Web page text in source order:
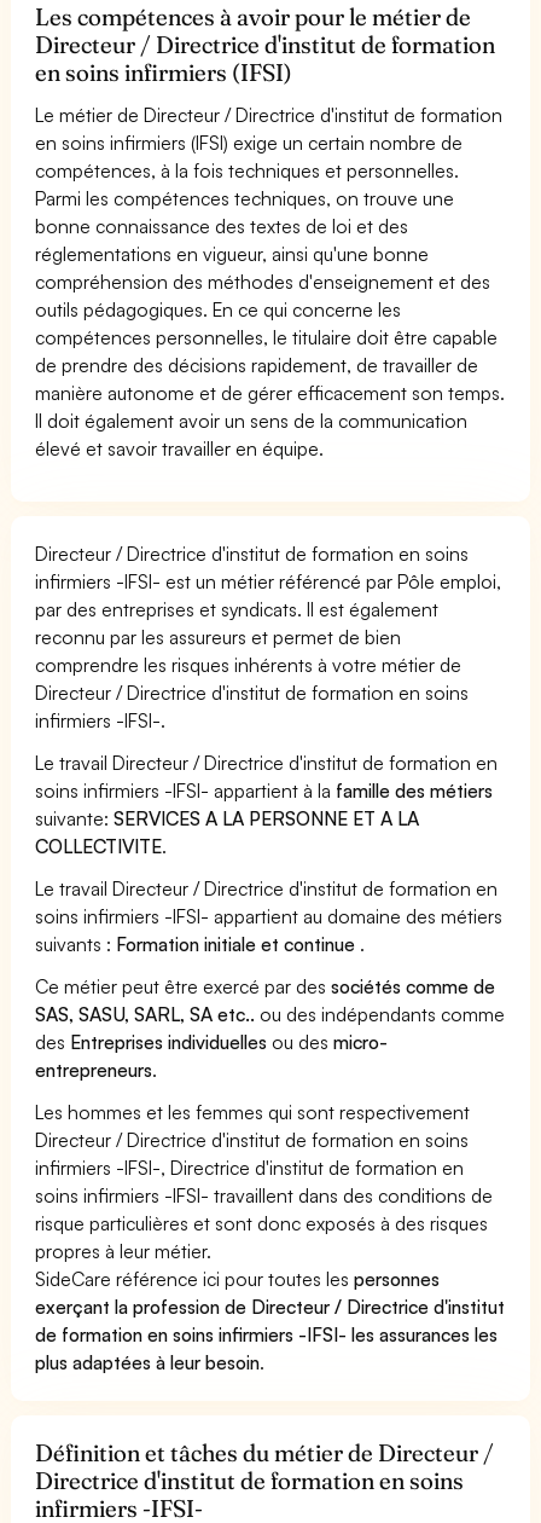
Les compétences à avoir pour le métier de
Directeur / Directrice d'institut de formation
en soins infirmiers (IFSI)
Le métier de Directeur / Directrice d'institut de formation
en soins infirmiers (IFSI) exige un certain nombre de
compétences, à la fois techniques et personnelles.
Parmi les compétences techniques, on trouve une
bonne connaissance des textes de loi et des
réglementations en vigueur, ainsi qu'une bonne
compréhension des méthodes d'enseignement et des
outils pédagogiques. En ce qui concerne les
compétences personnelles, le titulaire doit être capable
de prendre des décisions rapidement, de travailler de
manière autonome et de gérer efficacement son temps.
Il doit également avoir un sens de la communication
élevé et savoir travailler en équipe.
Directeur / Directrice d'institut de formation en soins
infirmiers -IFSI- est un métier référencé par Pôle emploi,
par des entreprises et syndicats. Il est également
reconnu par les assureurs et permet de bien
comprendre les risques inhérents à votre métier de
Directeur / Directrice d'institut de formation en soins
infirmiers -IFSI-.
Le travail Directeur / Directrice d'institut de formation en
soins infirmiers -IFSI- appartient à la famille des métiers
suivante:SERVICES A LA PERSONNE ET A LA
COLLECTIVITE.
Le travail Directeur / Directrice d'institut de formation en
soins infirmiers -IFSI- appartient au domaine des métiers
suivants : Formation initiale et continue .
Ce métier peut être exercé par dessociétés comme de
SAS, SASU, SARL, SA etc.. ou des indépendants comme
des Entreprises individuelles ou desmicro-
entrepreneurs.
Les hommes et les femmes qui sont respectivement
Directeur / Directrice d'institut de formation en soins
infirmiers -IFSI-, Directrice d'institut de formation en
soins infirmiers -IFSI- travaillent dans des conditions de
risque particulières et sont donc exposés à des risques
propres à leur métier.
SideCare référence ici pour toutes lespersonnes
exerçant la profession de Directeur / Directrice d'institut
de formation en soins infirmiers -IFSI- les assurances les
plus adaptées à leur besoin.
Définition et tâches du métier de Directeur /
Directrice d'institut de formation en soins
infirmiers -IFSI-